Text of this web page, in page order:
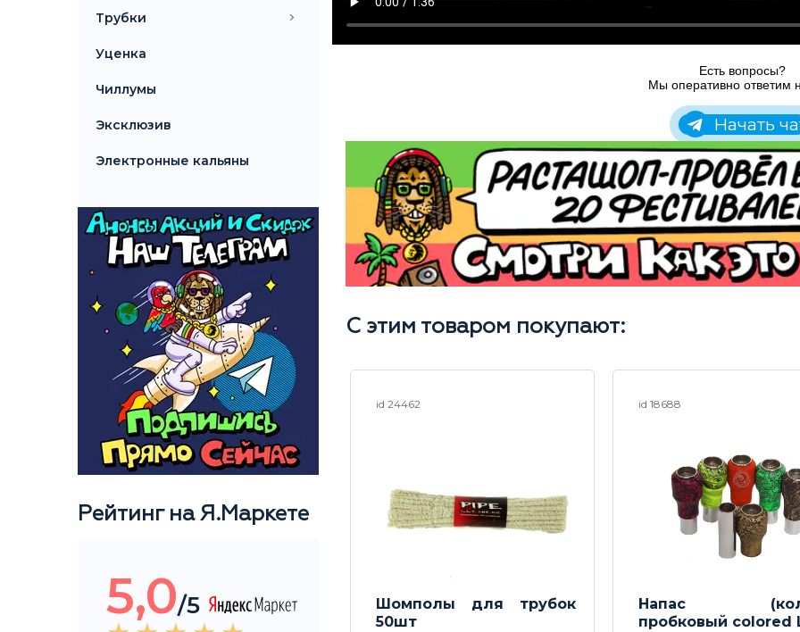
Трубки
Уценка
Чиллумы
Эксклюзив
Электронные кальяны
Рейтинг на Я.Маркете
5,0/5
Есть вопросы?
Мы оперативно ответим
Начать
С этим товаром покупают:
id 19150
Набор ершиков 5в1
id 24462
Шомполы для трубок
50шт
id 18688
Напас
пробковый colored